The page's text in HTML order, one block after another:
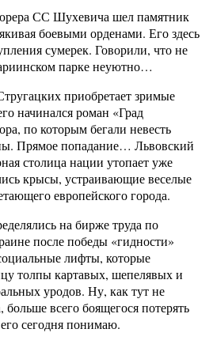
СС Шухевича шел памятник
боевыми орденами. Его здесь
сумерек. Говорили, что не
парке неуютно…
приобретает зримые
начинался роман «Град
по которым бегали невесть
Прямое попадание… Львовский
столица нации утопает уже
крысы, устраивающие веселые
европейского города.
на бирже труда по
после победы «гидности»
лифты, которые
толпы картавых, шепелявых и
уродов. Ну, как тут не
всего боящегося потерять
сегодня понимаю.